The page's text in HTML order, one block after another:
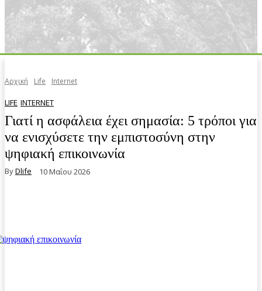
Αρχική Life Internet
LIFE INTERNET
Γιατί η ασφάλεια έχει σημασία: 5 τρόποι για
να ενισχύσετε την εμπιστοσύνη στην
ψηφιακή επικοινωνία
ByDlife 10 Μαΐου 2026